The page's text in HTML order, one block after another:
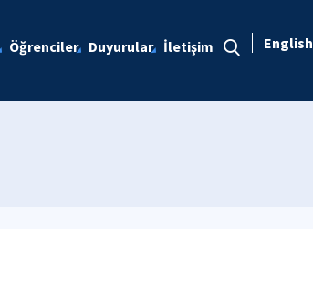
Öğrenciler Duyurular İletişim English